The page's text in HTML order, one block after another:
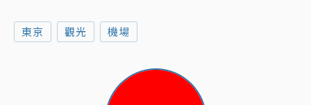
東京 觀光 機場